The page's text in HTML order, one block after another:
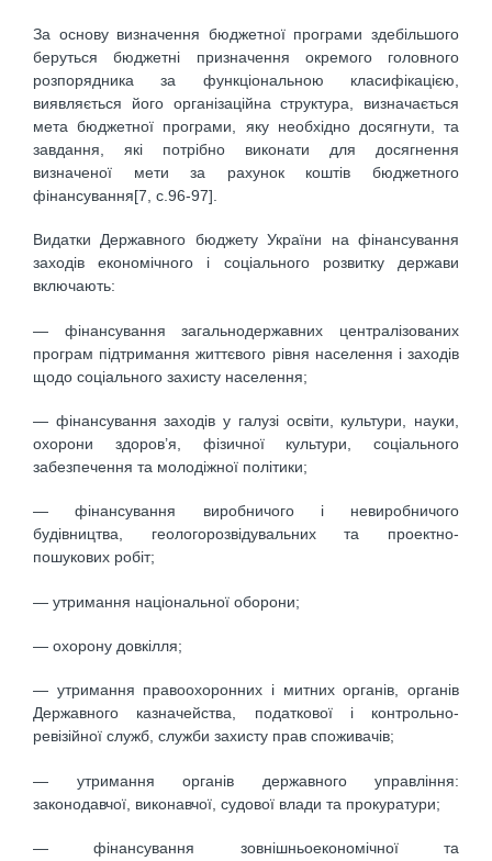
За основу визначення бюджетної програми здебільшого
беруться бюджетні призначення окремого головного
розпорядника за функціональною класифікацією,
виявляється його організаційна структура, визначається
мета бюджетної програми, яку необхідно досягнути, та
завдання, які потрібно виконати для досягнення
визначеної мети за рахунок коштів бюджетного
фінансування[7, c.96-97].
Видатки Державного бюджету України на фінансування
заходів економічного і соціального розвитку держави
включають:
— фінансування загальнодержавних централізованих
програм підтримання життєвого рівня населення і заходів
щодо соціального захисту населення;
— фінансування заходів у галузі освіти, культури, науки,
охорони здоров’я, фізичної культури, соціального
забезпечення та молодіжної політики;
— фінансування виробничого і невиробничого
будівництва, геологорозвідувальних та проектно-
пошукових робіт;
— утримання національної оборони;
— охорону довкілля;
— утримання правоохоронних і митних органів, органів
Державного казначейства, податкової і контрольно-
ревізійної служб, служби захисту прав споживачів;
— утримання органів державного управління:
законодавчої, виконавчої, судової влади та прокуратури;
— фінансування зовнішньоекономічної та